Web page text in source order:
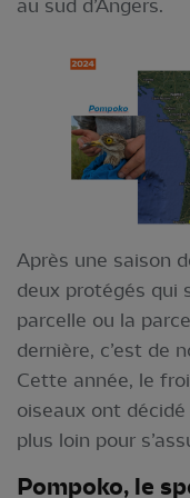
au sud d’Angers.
Après une saison
deux protégés qui
parcelle ou la
dernière, c’est de
Cette année, le
oiseaux ont
plus loin pour
Pompoko, le